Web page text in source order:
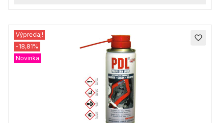
favorite_border
Výpredaj!
-18,81%
Novinka